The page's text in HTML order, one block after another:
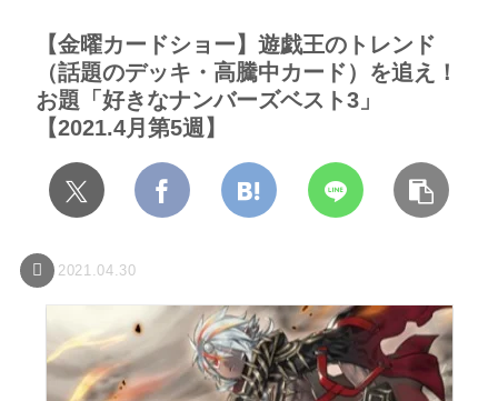
【金曜カードショー】遊戯王のトレンド
（話題のデッキ・高騰中カード）を追え！
お題「好きなナンバーズベスト3」
【2021.4月第5週】
2021.04.30